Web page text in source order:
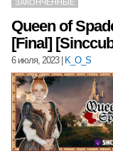
ЗАКОНЧЕННЫЕ
Queen of
[Final]
6 июля, 2023| K_O_S